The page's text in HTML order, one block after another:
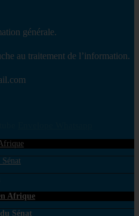
générale.
au traitement de l’information.
Afrique
Sénat